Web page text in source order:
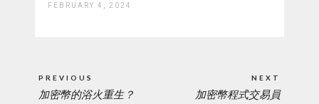
FEBRUARY 4, 2024
navigation
PREVIOUS
PREVIOUS
加密幣的浴火重生？
NEXT
加密幣程式交易員